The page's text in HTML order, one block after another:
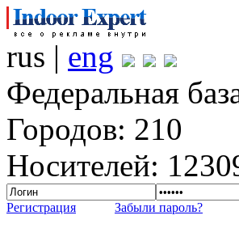
rus | eng
Федеральная
Городов: 210
Носителей:
Регистрация Забыли пароль?